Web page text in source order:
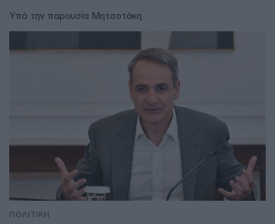
Υπό την παρουσία Μητσοτάκη
ΠΟΛΙΤΙΚΗ